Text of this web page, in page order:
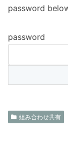
password
password
組み合わせ共有